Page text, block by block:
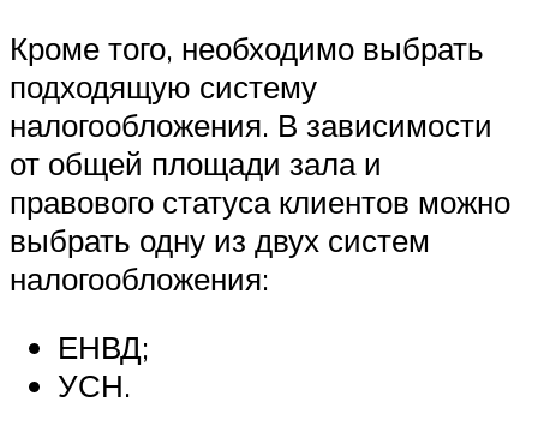
Кроме того, необходимо выбрать
подходящую систему
налогообложения. В зависимости
от общей площади зала и
правового статуса клиентов можно
выбрать одну из двух систем
налогообложения:
ЕНВД;
УСН.